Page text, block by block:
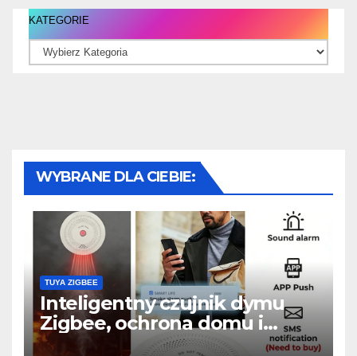
KATEGORIE
WYBRANE DLA CIEBIE:
TUYA ZIGBEE
Inteligentny czujnik dymu
Zigbee, ochrona domu i
powiadomienia w telefonie